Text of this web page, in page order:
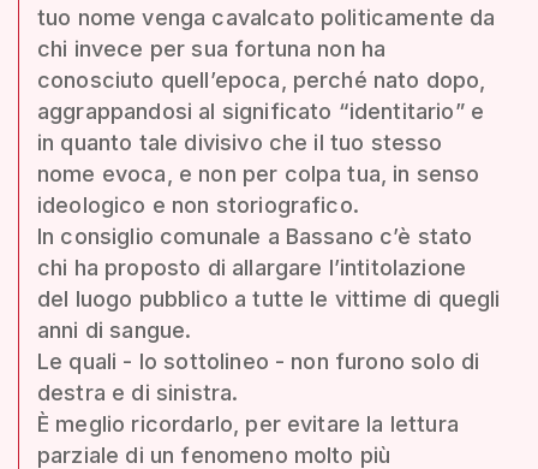
tuo nome venga cavalcato politicamente da
chi invece per sua fortuna non ha
conosciuto quell’epoca, perché nato dopo,
aggrappandosi al significato “identitario” e
in quanto tale divisivo che il tuo stesso
nome evoca, e non per colpa tua, in senso
ideologico e non storiografico.
In consiglio comunale a Bassano c’è stato
chi ha proposto di allargare l’intitolazione
del luogo pubblico a tutte le vittime di quegli
anni di sangue.
Le quali - lo sottolineo - non furono solo di
destra e di sinistra.
È meglio ricordarlo, per evitare la lettura
parziale di un fenomeno molto più